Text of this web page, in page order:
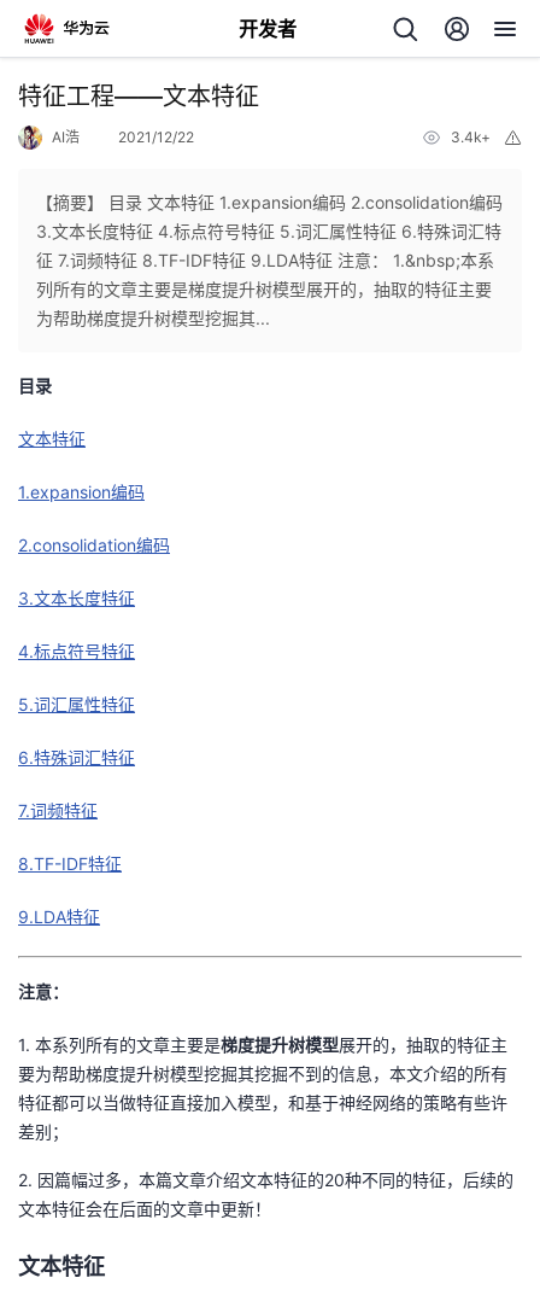
开发者
返
个
我
的
博
客
我
的
论
坛
我
的
圈
子
我
的
直
播
我
的
活
动
我
的
关
注
我
的
开
发
我
的
Programs
我
支
持
特征工程——文本特征
AI浩 2021/12/22 3.4k+
【摘要】 目录 文本特征 1.expansion编码 2.consolidation编码
3.文本长度特征 4.标点符号特征 5.词汇属性特征 6.特殊词汇特
征 7.词频特征 8.TF-IDF特征 9.LDA特征 注意： 1.&nbsp;本系
列所有的文章主要是梯度提升树模型展开的，抽取的特征主要
为帮助梯度提升树模型挖掘其...
目录
文本特征
1.expansion编码
2.consolidation编码
3.文本长度特征
4.标点符号特征
5.词汇属性特征
6.特殊词汇特征
7.词频特征
8.TF-IDF特征
9.LDA特征
注意：
1. 本系列所有的文章主要是梯度提升树模型展开的，抽取的特征主
要为帮助梯度提升树模型挖掘其挖掘不到的信息，本文介绍的所有
特征都可以当做特征直接加入模型，和基于神经网络的策略有些许
差别；
2. 因篇幅过多，本篇文章介绍文本特征的20种不同的特征，后续的
文本特征会在后面的文章中更新！
文本特征